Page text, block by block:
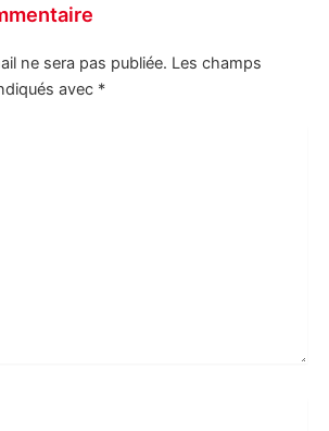
ne sera pas publiée. Les champs
avec *